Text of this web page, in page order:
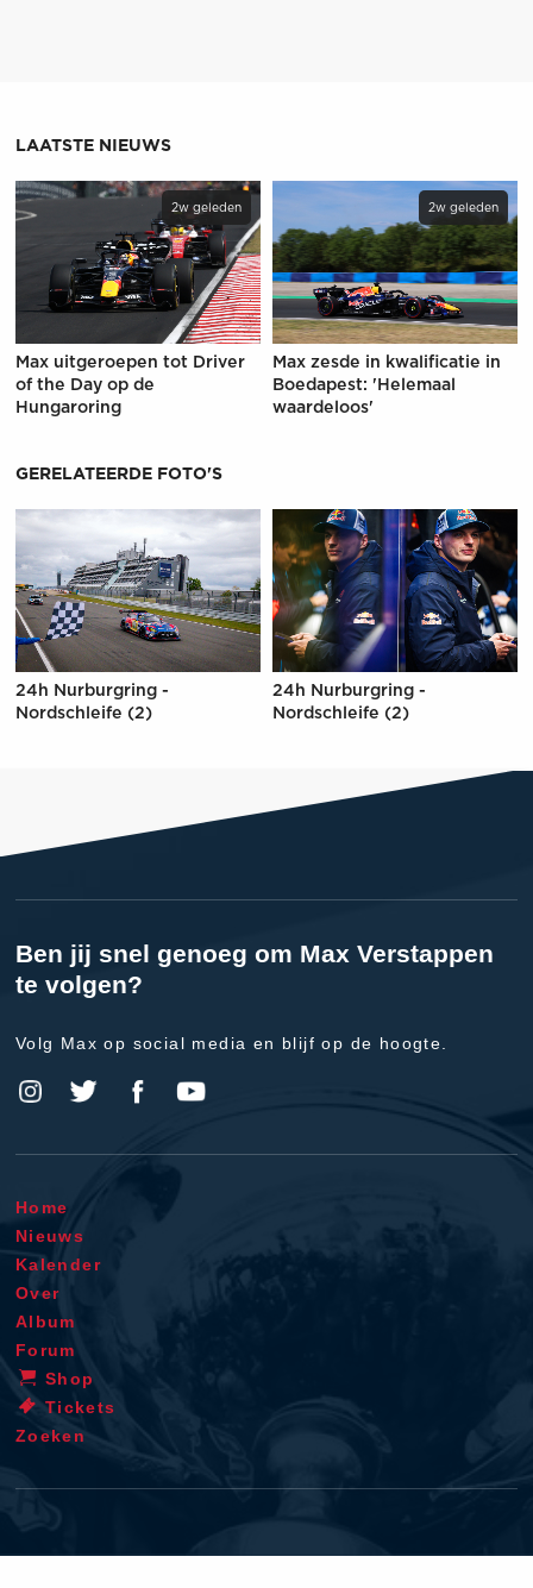
LAATSTE NIEUWS
2w geleden
Max uitgeroepen tot Driver
of the Day op de
Hungaroring
2w geleden
Max zesde in kwalificatie in
Boedapest: 'Helemaal
waardeloos'
GERELATEERDE FOTO'S
24h Nurburgring -
Nordschleife (2)
24h Nurburgring -
Nordschleife (2)
Ben jij snel genoeg om Max Verstappen
te volgen?
Volg Max op social media en blijf op de hoogte.
Home
Nieuws
Kalender
Over
Album
Forum
Shop
Tickets
Zoeken